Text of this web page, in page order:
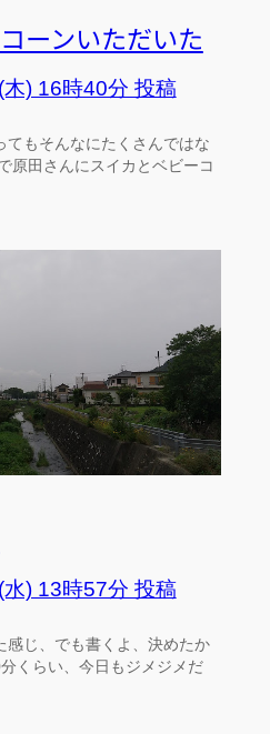
ーンいただいた
) 16時40分 投稿
もそんなにたくさんではな
原田さんにスイカとベビーコ
) 13時57分 投稿
感じ、でも書くよ、決めたか
くらい、今日もジメジメだ